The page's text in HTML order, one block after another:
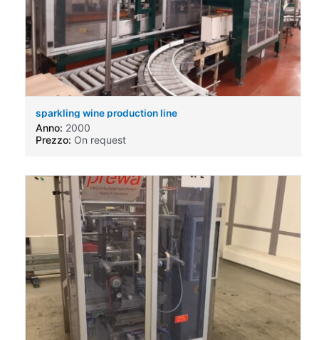
sparkling wine production line
Anno: 2000
Prezzo: On request